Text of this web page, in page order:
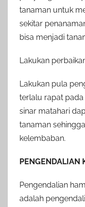
tanaman untuk
sekitar
bisa menjadi
Lakukan
Lakukan pula
terlalu rapat
sinar matahari
tanaman
kelembaban.
PENGENDALIAN
Pengendalian
adalah